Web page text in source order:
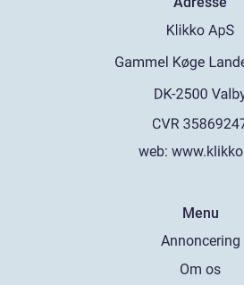
web:
Menu
Annoncering
Om os